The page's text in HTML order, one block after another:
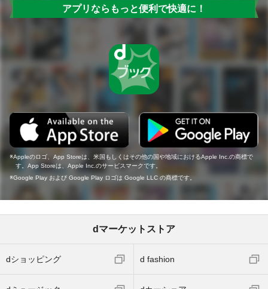
アプリならもっと便利で快適に！
Appleのロゴ、App Storeは、米国もしくはその他の国や地域におけるApple Inc.の商標で
す。App Storeは、Apple Inc.のサービスマークです。
Google Play および Google Play ロゴは Google LLC の商標です。
dマーケットストア
dショッピング d fashion